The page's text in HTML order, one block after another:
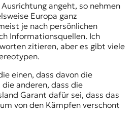
angeht, so nehmen
Europa ganz
je nach persönlichen
Informationsquellen. Ich
zitieren, aber es gibt viele
einen, dass davon die
anderen, dass die
Garant dafür sei, dass das
von den Kämpfen verschont